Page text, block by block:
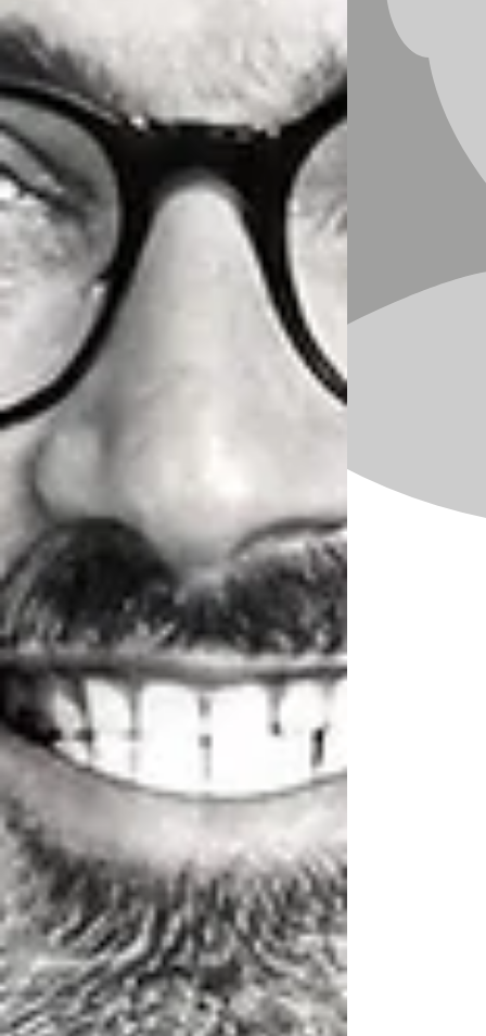
zum Millionenvermögen“ preisgeben oder
Laden dich zu einem "WunderRetreat" an dem
Strand und versprechen dir dass du danach
Zuhause alle Probleme wie von alleine löst.
Achtung:Die meisten Anbieter firmieren hier
unter dem Begriff „Energetiker“ – da es hier
keine Ausbildung braucht. Der „Energetiker“ ist
in Österreich ein nicht reglementiertes Gewerbe.
Das bedeutet, jeder, der Lust und Laune hat,
kann sich als Wahrsager oder
Wünschelrutengeher oder was auch immer
selbstständig zu machen. Manche aber bieten
auch Coaching an. Seid hier achtsam und
wachsam!
In Österreich gilt eine
Ausbildungspflicht für
Coaches oder psychologische Berater
. (Zur
Mindestausbildung habe ich in meinem letzten
Blog bereits etwas geschrieben:
[https://www.duundich.at/post/hilfe-ich-
brauche-hilfe-aber-wo-bin-ich-richtig
über das nötige Fachwissen und die
Qualifikationen verfügt. Doch auch hier gibt es
trotz Ausbildung (Ich weiß: „Bildung schützt
vor Dummheit nicht!“) wie überall auch
schwarze Schafe, die ihre eigenen Interessen
über das Wohl ihrer Klienten stellen.
Hier sind einige Punkte, die DU beachten
kannst, um einen qualifizierten Coach von
einem „Quacksalber“ zu unterscheiden:
Ausbildung und Zertifizierung:
Stellt
sicher, dass der Coach über eine fundierte
Ausbildung und die entsprechenden Zertifikate
verfügt. Eine professionelle Ausbildung als
Lebensberater, Psychotherapeut oder
Psychologe ist unerlässlich, um die nötigen
Fähigkeiten und Kenntnisse zu erlangen, um
Menschen effektiv zu unterstützen.
2)Zielvereinbarung vor dem Gespräch: In
einer seriösen Beratung werden vor Beginn die
Rahmenbedingungen und Möglichkeiten
besprochen und die Ziele geprüft und geklärt.